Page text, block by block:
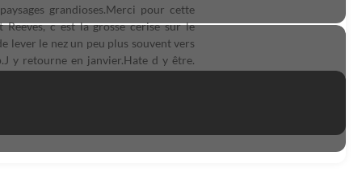
grandioses.Merci pour cette
Reeves, c est la grosse cerise sur le
lever le nez un peu plus souvent vers
y retourne en janvier.Hate d y être.